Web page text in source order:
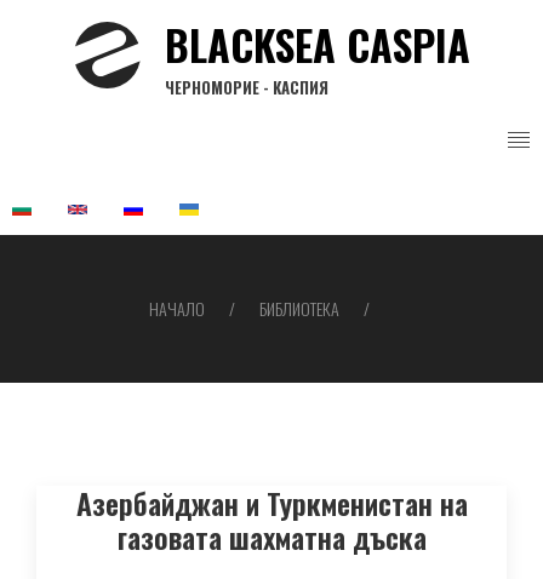
BLACKSEA CASPIA
ЧЕРНОМОРИЕ - КАСПИЯ
НАЧАЛО БИБЛИОТЕКА
Азербайджан и Туркменистан на
газовата шахматна дъска